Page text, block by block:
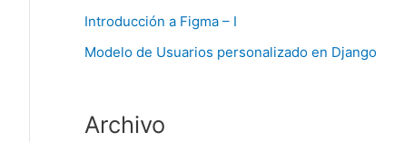
Introducción a Figma – I
Modelo de Usuarios personalizado en Django
Archivo